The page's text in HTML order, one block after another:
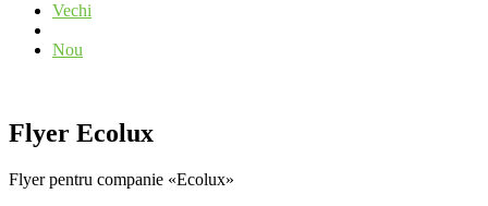
Vechi
Nou
Flyer Ecolux
Flyer pentru companie «Ecolux»